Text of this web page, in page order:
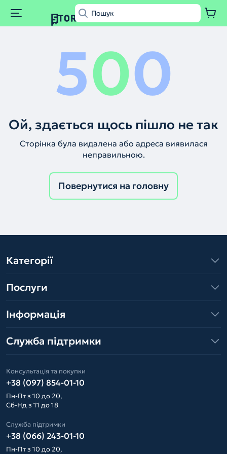
500
Ой, здається щось пішло не так
Сторінка була видалена або адреса виявилася
неправильною.
Повернутися на головну
Категорії
Послуги
Інформація
Служба підтримки
Консультація та покупки
+38 (097) 854-01-10
Пн-Пт з 10 до 20,
Сб-Нд з 11 до 18
Служба підтримки
+38 (066) 243-01-10
Пн-Пт з 10 до 20,